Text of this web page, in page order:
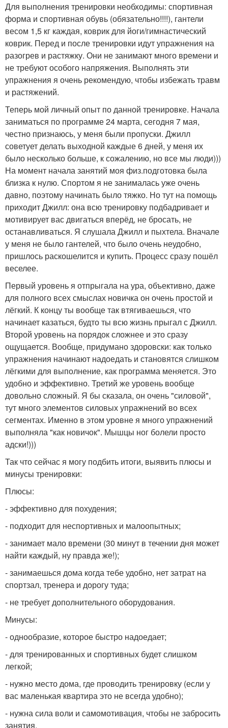
Для выполнения тренировки необходимы: спортивная
форма и спортивная обувь (обязательно!!!!), гантели
весом 1,5 кг каждая, коврик для йоги/гимнастический
коврик. Перед и после тренировки идут упражнения на
разогрев и растяжку. Они не занимают много времени и
не требуют особого напряжения. Выполнять эти
упражнения я очень рекомендую, чтобы избежать травм
и растяжений.
Теперь мой личный опыт по данной тренировке. Начала
заниматься по программе 24 марта, сегодня 7 мая,
честно признаюсь, у меня были пропуски. Джилл
советует делать выходной каждые 6 дней, у меня их
было несколько больше, к сожалению, но все мы люди)))
На момент начала занятий моя физ.подготовка была
близка к нулю. Спортом я не занималась уже очень
давно, поэтому начинать было тяжко. Но тут на помощь
приходит Джилл: она всю тренировку подбадривает и
мотивирует вас двигаться вперёд, не бросать, не
останавливаться. Я слушала Джилл и пыхтела. Вначале
у меня не было гантелей, что было очень неудобно,
пришлось раскошелится и купить. Процесс сразу пошёл
веселее.
Первый уровень я отпрыгала на ура, объективно, даже
для полного всех смыслах новичка он очень простой и
лёгкий. К концу ты вообще так втягиваешься, что
начинает казаться, будто ты всю жизнь прыгал с Джилл.
Второй уровень на порядок сложнее и это сразу
ощущается. Вообще, придумано здоровски: как только
упражнения начинают надоедать и становятся слишком
лёгкими для выполнение, как программа меняется. Это
удобно и эффективно. Третий же уровень вообще
довольно сложный. Я бы сказала, он очень "силовой",
тут много элементов силовых упражнений во всех
сегментах. Именно в этом уровне я много упражнений
выполняла "как новичок". Мышцы ног болели просто
адски!)))
Так что сейчас я могу подбить итоги, выявить плюсы и
минусы тренировки:
Плюсы:
- эффективно для похудения;
- подходит для неспортивных и малоопытных;
- занимает мало времени (30 минут в течении дня может
найти каждый, ну правда же!);
- занимаешься дома когда тебе удобно, нет затрат на
спортзал, тренера и дорогу туда;
- не требует дополнительного оборудования.
Минусы:
- однообразие, которое быстро надоедает;
- для тренированных и спортивных будет слишком
легкой;
- нужно место дома, где проводить тренировку (если у
вас маленькая квартира это не всегда удобно);
- нужна сила воли и самомотивация, чтобы не забросить
занятия.